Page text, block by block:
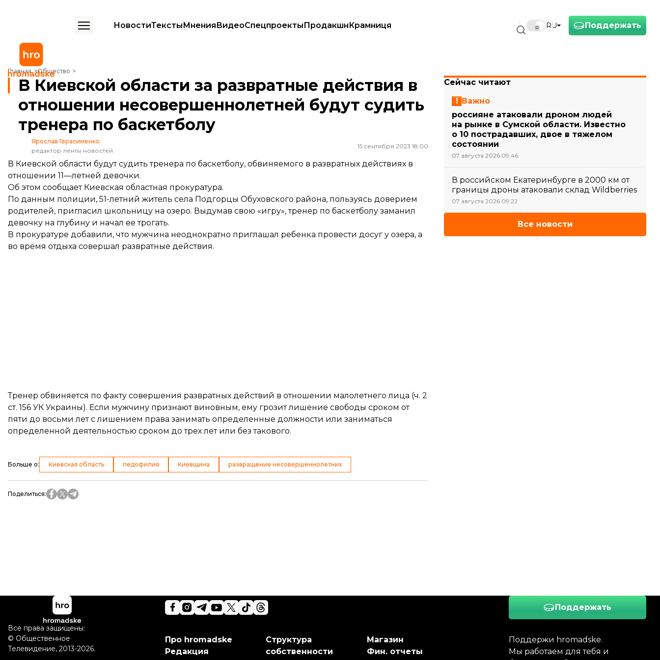
Поддержать
RU
НовостиТекстыМненияВидеоСпецпроектыПродакшнКрамниця
Главная Общество
В Киевской области за развратные действия в отношении несовершеннолетней будут судить тренера по баскетболу
В Киевской области за развратные действия в
отношении несовершеннолетней будут судить
тренера по баскетболу
Ярослав Герасименко
редактор ленты новостей
15 сентября 2023 18:00
В Киевской области будут судить тренера по баскетболу, обвиняемого в развратных действиях в
отношении 11—летней девочки.
Об этом сообщаетКиевская областная прокуратура.
По данным полиции, 51-летний житель села Подгорцы Обуховского района, пользуясь доверием
родителей, пригласил школьницу на озеро. Выдумав свою «игру», тренер по баскетболу заманил
девочку на глубину и начал ее трогать.
В прокуратуре добавили, что мужчина неоднократно приглашал ребенка провести досуг у озера, а
во время отдыха совершал развратные действия.
Тренер обвиняется по факту совершения развратных действий в отношении малолетнего лица (ч. 2
ст. 156 УК Украины). Если мужчину признают виновным, ему грозит лишение свободы сроком от
пяти до восьми лет с лишением права занимать определенные должности или заниматься
определенной деятельностью сроком до трех лет или без такового.
Больше о: Киевская область педофилия Киевщина развращение несовершеннолетних
Поделиться:
Сейчас читают
Важно
россияне атаковали дроном людей
на рынке в Сумской области. Известно
о 10 пострадавших, двое в тяжелом
состоянии
07 августа 2026 09:46
В российском Екатеринбурге в 2000 км от
границы дроны атаковали склад Wildberries
07 августа 2026 09:22
Все новости
Поддержать
Поддержи hromadske.
Мы работаем для тебя и
Про hromadske
Редакция
Структура
собственности
Магазин
Фин. отчеты
Все права защищены:
© Общественное
Телевидение, 2013-2026.